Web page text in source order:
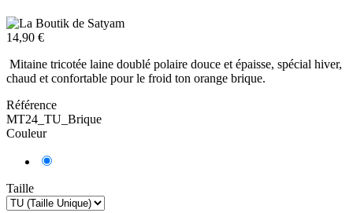
14,90 €
Mitaine tricotée laine doublé polaire douce et épaisse, spécial hiver,
chaud et confortable pour le froid ton orange brique.
Référence
MT24_TU_Brique
Couleur
Taille